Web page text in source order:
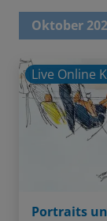
Oktober
Live Online